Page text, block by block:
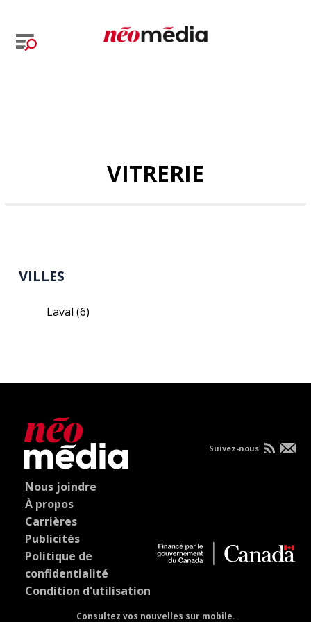
VITRERIE
VILLES
Laval(6)
Nous joindre
À propos
Carrières
Publicités
Politique de
confidentialité
Condition d'utilisation
Consultez vos nouvelles sur mobile.
Suivez-nous